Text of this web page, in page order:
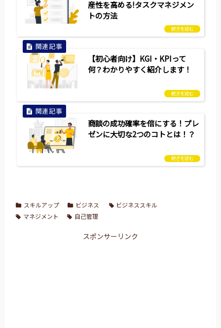
産性を高める!タスクマネジメン
トの方法
【初心者向け】KGI・KPIって
何？わかりやすく紹介します！
商談の成功確率を倍にする！プレ
ゼンに大切な2つのコトとは！？
スキルアップ ビジネス
ビジネススキル
マネジメント
自己管理
スポンサーリンク